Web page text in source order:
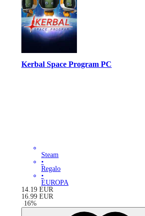
Kerbal Space Program PC
Steam
•
Regalo
•
EUROPA
14.19 EUR
16.99 EUR
-16%